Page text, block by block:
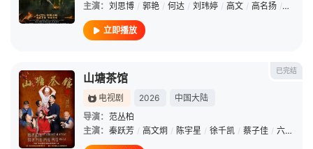
主演： 刘思博 / 郭艳 / 何达 / 刘玮婷 / 高文 / 高名扬 / 曹羽
立即播放
已完结
山塘茶馆
电视剧 2026
中国大陆
导演： 范丛柏
主演： 秦跃芳 / 高文炯 / 陈宇星 / 徐千凯 / 蔡子佳 / 六子